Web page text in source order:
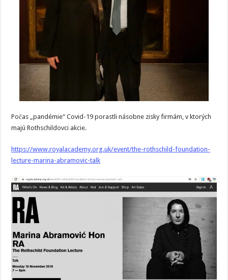
Počas „pandémie“ Covid-19 porastli násobne zisky firmám, v ktorých
majú Rothschildovci akcie.
https://www.royalacademy.org.uk/event/the-rothschild-foundation-
lecture-marina-abramovic-talk